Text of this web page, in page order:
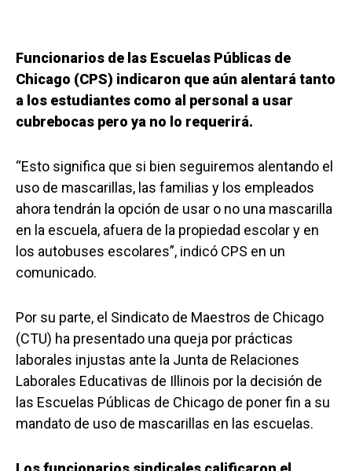
Funcionarios de las Escuelas Públicas de
Chicago (CPS) indicaron que aún alentará tanto
a los estudiantes como al personal a usar
cubrebocas pero ya no lo requerirá.
“Esto significa que si bien seguiremos alentando el
uso de mascarillas, las familias y los empleados
ahora tendrán la opción de usar o no una mascarilla
en la escuela, afuera de la propiedad escolar y en
los autobuses escolares”, indicó CPS en un
comunicado.
Por su parte, el Sindicato de Maestros de Chicago
(CTU) ha presentado una queja por prácticas
laborales injustas ante la Junta de Relaciones
Laborales Educativas de Illinois por la decisión de
las Escuelas Públicas de Chicago de poner fin a su
mandato de uso de mascarillas en las escuelas.